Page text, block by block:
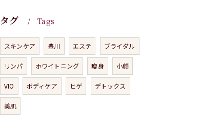
タグ Tags
スキンケア 豊川 エステ ブライダル
リンパ ホワイトニング 瘦身 小顔
VIO ボディケア ヒゲ デトックス
美肌